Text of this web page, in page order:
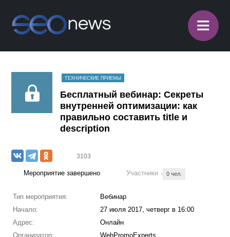
≡
ТЕХНИЧЕСКИЕ ПРИЕМЫ
Бесплатный вебинар: Секреты
внутренней оптимизации: как
правильно составить title и
description
3103
Мероприятие завершено Участники 0 чел.
Тип мероприятия:
Вебинар
Начало:
27 июля 2017, четверг в 16:00
Адрес:
Онлайн
Организатор:
WebPromoExperts